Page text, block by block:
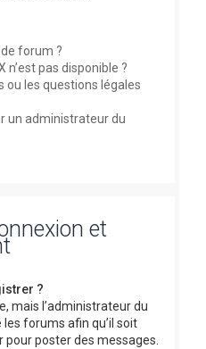
forum ?
n’est pas disponible ?
ou les questions légales
un administrateur du
et
?
mais l’administrateur du
forums afin qu’il soit
pour poster des messages.